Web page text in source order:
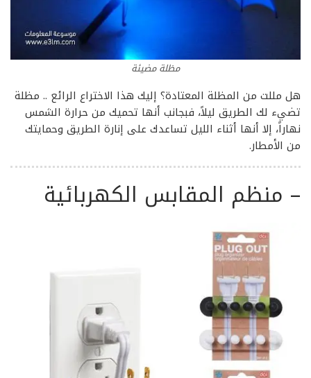
مظلة مضيئة
هل مللت من المظلة المعتادة؟ إليك هذا الاختراع الرائع .. مظلة
تضيء لك الطريق ليلاً، فبجانب أنها تحميك من حرارة الشمس
نهاراً، إلا أنها أثناء الليل تساعدك على إنارة الطريق وحمايتك
من الأمطار.
– منظم المقابس الكهربائية